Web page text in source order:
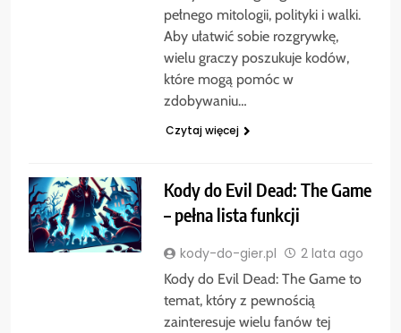
pełnego mitologii, polityki i walki.
Aby ułatwić sobie rozgrywkę,
wielu graczy poszukuje kodów,
które mogą pomóc w
zdobywaniu…
Czytaj więcej
Kody do Evil Dead: The Game
– pełna lista funkcji
kody-do-gier.pl 2 lata ago
Kody do Evil Dead: The Game to
temat, który z pewnością
zainteresuje wielu fanów tej